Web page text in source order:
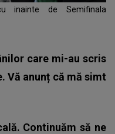
inainte de Semifinala
care mi-au scris
Vă anunț că mă simt
Continuăm să ne